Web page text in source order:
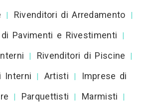
| Rivenditori di Arredamento |
Pavimenti e Rivestimenti |
| Rivenditori di Piscine |
Interni | Artisti |
Imprese di
| Parquettisti | Marmisti |